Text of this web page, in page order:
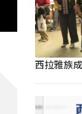
西拉雅族